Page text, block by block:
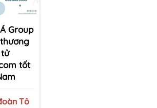
Group
tốt
Tô